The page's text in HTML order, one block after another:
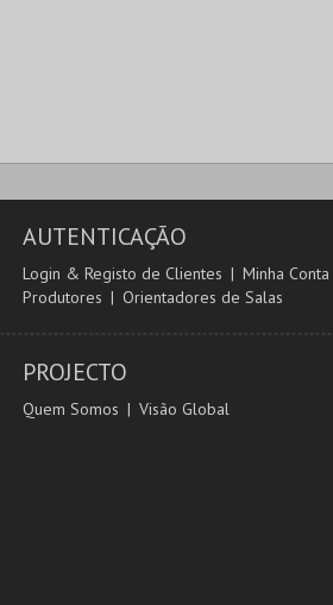
AUTENTICAÇÃO
Login & Registo de Clientes
Minha Conta
Produtores
Orientadores de Salas
PROJECTO
Quem Somos Visão Global